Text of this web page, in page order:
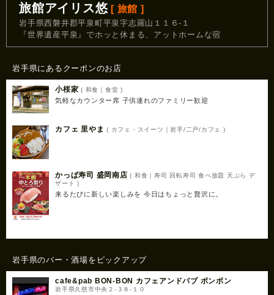
旅館アイリス悠 [ 旅館 ]
岩手県西磐井郡平泉町平泉字志羅山１１６‐１
『世界遺産平泉』でホッと休まる、アットホームな宿
岩手県にあるクーポンのお店
小桜家 ( 和食｜食堂 )
気軽なカウンター席 子供連れのファミリー歓迎
カフェ 里やま ( カフェ・スイーツ｜岩手/二戸/カフェ )
かっぱ寿司 盛岡南店 ( 和食｜寿司 回転寿司 食べ放題 天ぷら デ
ザート )
来るたびに新しい楽しみを 今日はちょっと贅沢に。
岩手県のバー・酒場をピックアップ
cafe&pab BON-BON カフェアンドパブ ボンボン
岩手県久慈市中央２‐３８‐１０